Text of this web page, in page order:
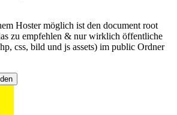
Hoster möglich ist den document root
zu empfehlen & nur wirklich öffentliche
css, bild und js assets) im public Ordner